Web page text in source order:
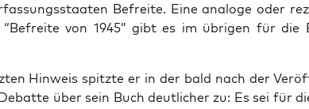
Befre­ite. Eine analoge oder
von 1945” gibt es im übri­gen für die
Hin­weis spitzte er in der bald nach der
über sein Buch deut­lich­er zu: Es sei für